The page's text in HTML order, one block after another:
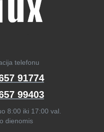
telefonu
91774
99403
8:00 iki 17:00 val.
dienomis